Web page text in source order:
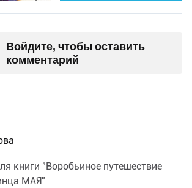
Войдите, чтобы оставить
комментарий
книги "Воробьиное путешествие
МАЯ"